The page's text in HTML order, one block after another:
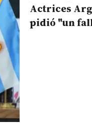
Actrices
pidió "un